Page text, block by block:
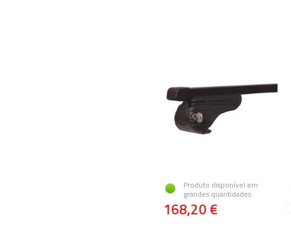
Produto disponível em
grandes quantidades
168,20 €